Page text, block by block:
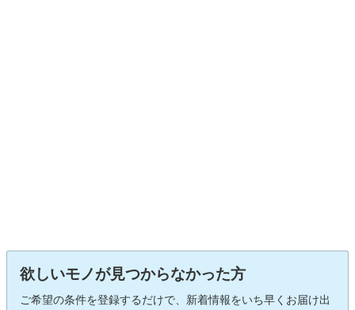
欲しいモノが見つからなかった方
ご希望の条件を登録するだけで、新着情報をいち早くお届け出